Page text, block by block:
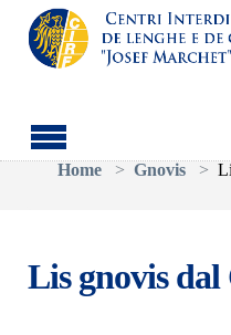
Aller au contenu principal
Vous êtes ici:
Home
Gnovis
Lis gnovis